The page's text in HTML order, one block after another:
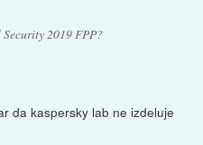
2019 FPP?
da kaspersky lab ne izdeluje